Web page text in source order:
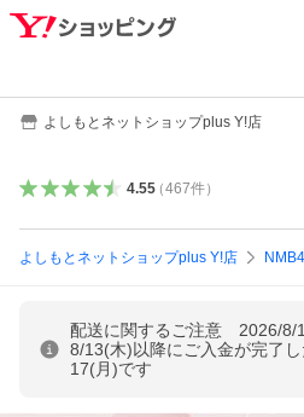
よしもとネットショップplus Y!店
4.55（467件）
よしもとネットショップplus Y!店
配送に関するご注意 2026/8/
8/13(木)以降にご入金が完了
17(月)です